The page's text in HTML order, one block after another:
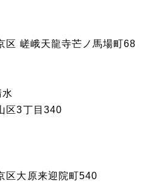
区 嵯峨天龍寺芒ノ馬場町68
区3丁目340
区大原来迎院町540